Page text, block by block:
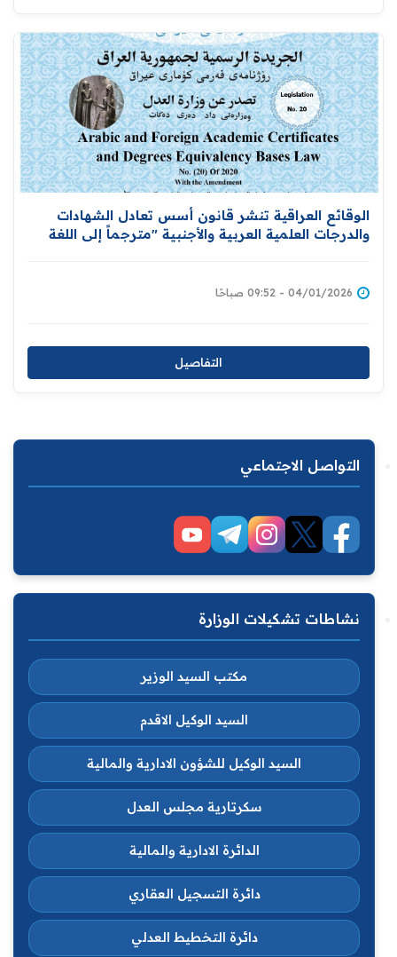
الوقائع العراقية تنشر قانون أسس تعادل الشهادات
والدرجات العلمية العربية والأجنبية "مترجماً إلى اللغة
04/01/2026 - 09:52 صباحًا
التفاصيل
التواصل الاجتماعي
نشاطات تشكيلات الوزارة
مكتب السيد الوزير
السيد الوكيل الاقدم
السيد الوكيل للشؤون الادارية والمالية
سكرتارية مجلس العدل
الدائرة الادارية والمالية
دائرة التسجيل العقاري
دائرة التخطيط العدلي